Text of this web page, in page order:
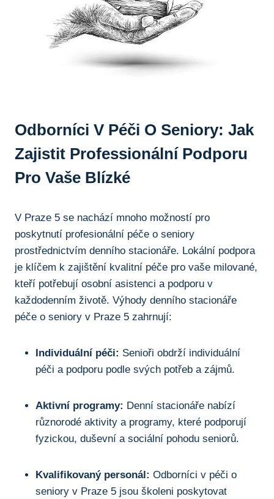
Odborníci V Péči O Seniory: Jak
Zajistit Professionální Podporu
Pro Vaše Blízké
V Praze 5 se nachází mnoho možností pro
poskytnutí profesionální péče o seniory
prostřednictvím denního stacionáře. Lokální podpora
je klíčem k zajištění kvalitní péče pro vaše milované,
kteří potřebují osobní asistenci a podporu v
každodenním životě. Výhody denního stacionáře
péče o seniory v Praze 5 zahrnují:
Individuální péči: Senioři obdrží individuální
péči a podporu podle svých potřeb a zájmů.
Aktivní programy: Denní stacionáře nabízí
různorodé aktivity a programy, které podporují
fyzickou, duševní a sociální pohodu seniorů.
Kvalifikovaný personál: Odborníci v péči o
seniory v Praze 5 jsou školeni poskytovat